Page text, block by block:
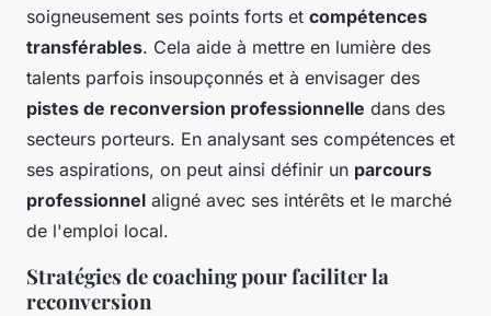
soigneusement ses points forts et compétences
transférables. Cela aide à mettre en lumière des
talents parfois insoupçonnés et à envisager des
pistes de reconversion professionnelle dans des
secteurs porteurs. En analysant ses compétences et
ses aspirations, on peut ainsi définir un parcours
professionnel aligné avec ses intérêts et le marché
de l'emploi local.
Stratégies de coaching pour faciliter la
reconversion